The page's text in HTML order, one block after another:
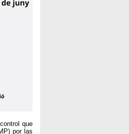
que
por las